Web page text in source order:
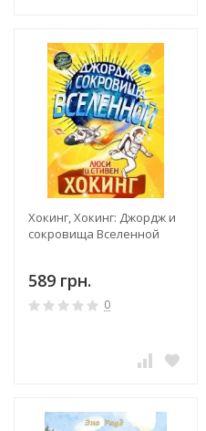
Хокинг, Хокинг: Джордж и
сокровища Вселенной
589 грн.
0